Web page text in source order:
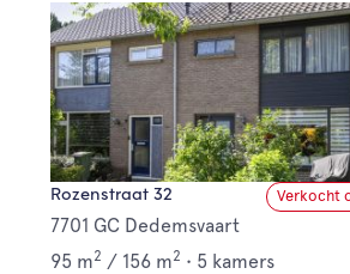
Verkocht
Rozenstraat 32
7701 GC Dedemsvaart
95 m2 / 156 m2 • 5 kamers